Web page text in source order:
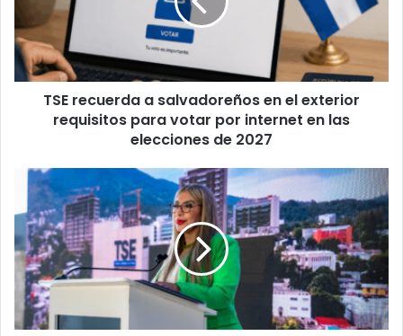
exterior
requisitos
para
las
elecciones
de
2027
TSE recuerda a salvadoreños en el exterior
requisitos para votar por internet en las
elecciones de 2027
TSE
presentó
actualización
de
los
Calendarios
Electorales
2027
y